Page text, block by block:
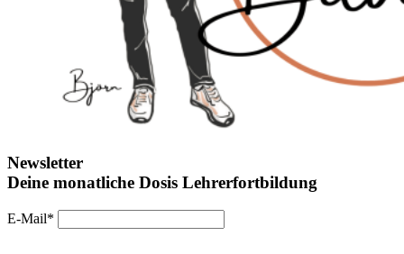
Newsletter
Deine monatliche Dosis Lehrerfortbildung
E-Mail*